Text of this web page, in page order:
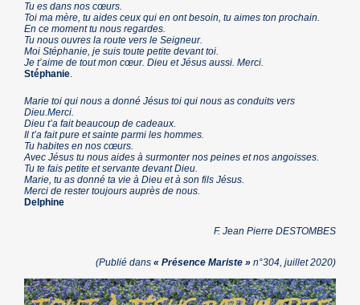
Tu es dans nos cœurs.
Toi ma mère, tu aides ceux qui en ont besoin, tu aimes ton prochain.
En ce moment tu nous regardes.
Tu nous ouvres la route vers le Seigneur.
Moi Stéphanie, je suis toute petite devant toi.
Je t’aime de tout mon cœur. Dieu et Jésus aussi. Merci.
Stéphanie
Marie toi qui nous a donné Jésus toi qui nous as conduits vers
Dieu.Merci.
Dieu t’a fait beaucoup de cadeaux.
Il t’a fait pure et sainte parmi les hommes.
Tu habites en nos cœurs.
Avec Jésus tu nous aides à surmonter nos peines et nos angoisses.
Tu te fais petite et servante devant Dieu.
Marie, tu as donné ta vie à Dieu et à son fils Jésus.
Merci de rester toujours auprès de nous.
Delphine
F. Jean Pierre DESTOMBES
(Publié dans « Présence Mariste »n°304, juillet 2020)